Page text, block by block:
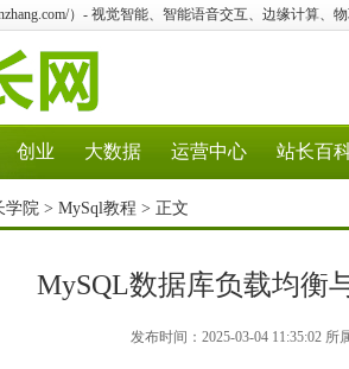
）- 视觉智能、智能语音交互、边缘计算、
创业 大数据 运营中心 站长百
学院 > MySql教程 > 正文
MySQL数据库负载均衡
发布时间：2025-03-04 11:35:02